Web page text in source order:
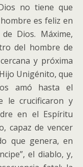
no tiene que
es feliz en
Dios. Máxime,
del hombre de
y próxima
Unigénito, que
amó hasta el
le crucificaron y
en el Espíritu
capaz de vencer
que genera, en
el diablo, y,